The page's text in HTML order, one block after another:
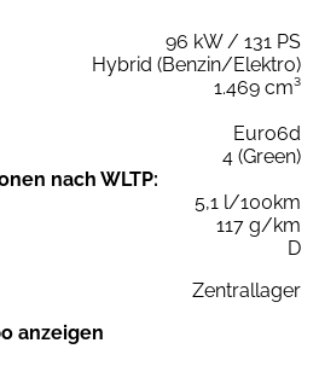
96 kW / 131 PS
Hybrid (Benzin/Elektro)
1.469 cm³
Euro6d
4 (Green)
nach WLTP:
5,1 l/100km
117 g/km
D
Zentrallager
anzeigen